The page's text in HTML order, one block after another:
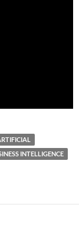
INTELLIGENCE